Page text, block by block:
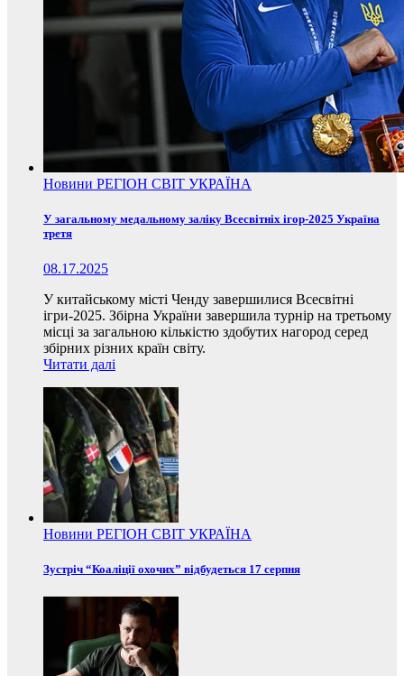
Новини РЕГІОН СВІТ УКРАЇНА
У загальному медальному заліку Всесвітніх ігор-2025 Україна
третя
08.17.2025
У китайському місті Ченду завершилися Всесвітні
ігри-2025. Збірна України завершила турнір на третьому
місці за загальною кількістю здобутих нагород серед
збірних різних країн світу.
Читати далі
Новини РЕГІОН СВІТ УКРАЇНА
Зустріч “Коаліції охочих” відбудеться 17 серпня